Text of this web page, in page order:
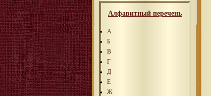
Алфавитный перечень
А
Б
В
Г
Д
Е
Ж